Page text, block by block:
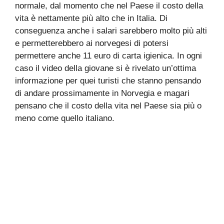
normale, dal momento che nel Paese il costo della
vita è nettamente più alto che in Italia. Di
conseguenza anche i salari sarebbero molto più alti
e permetterebbero ai norvegesi di potersi
permettere anche 11 euro di carta igienica. In ogni
caso il video della giovane si è rivelato un’ottima
informazione per quei turisti che stanno pensando
di andare prossimamente in Norvegia e magari
pensano che il costo della vita nel Paese sia più o
meno come quello italiano.